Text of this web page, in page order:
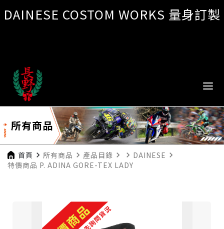
DAINESE COSTOM WORKS 量身訂製
所有商品
首頁 navigate_next 所有商品 navigate_next 產品目錄 navigate_next navigate_next DAINESE navigate_next
特價商品 P. ADINA GORE-TEX LADY